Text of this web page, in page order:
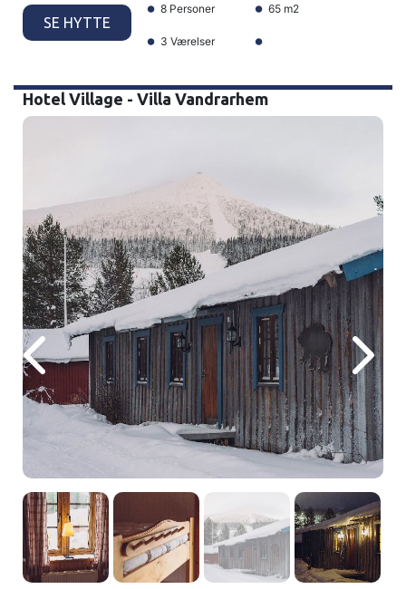
SE HYTTE
8 Personer 65 m2
3 Værelser
Hotel Village - Villa Vandrarhem